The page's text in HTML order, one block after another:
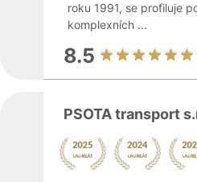
roku 1991, se profiluje
komplexních ...
8.5
PSOTA transport